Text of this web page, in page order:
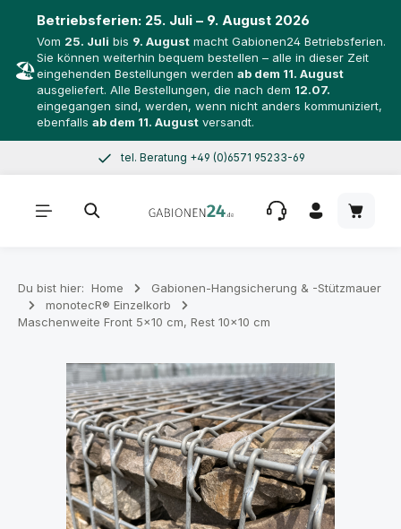
🏖️
Betriebsferien: 25. Juli – 9. August 2026
Vom 25. Juli bis 9. August macht Gabionen24 Betriebsferien.
Sie können weiterhin bequem bestellen – alle in dieser Zeit
eingehenden Bestellungen werden ab dem 11. August
ausgeliefert. Alle Bestellungen, die nach dem 12.07.
eingegangen sind, werden, wenn nicht anders kommuniziert,
ebenfalls ab dem 11. August versandt.
Zum Hauptinhalt springentel. Beratung +49 (0)6571 95233-69
Du bist hier: Home
Gabionen-Hangsicherung & -Stützmauer
monotecR® Einzelkorb
Maschenweite Front 5×10 cm, Rest 10×10 cm
Bildergalerie überspringen